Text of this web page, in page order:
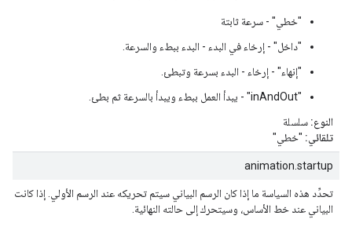
"خطي" - سرعة ثابتة
"داخل" - إرخاء في البدء - البدء ببطء والسرعة.
"إنهاء" - إرخاء - البدء بسرعة وتبطئ.
"inAndOut" - يبدأ العمل ببطء ويبدأ بالسرعة ثم بطئ.
النوع: سلسلة
تلقائي: "خطي"
animation.startup
تحدِّد هذه السياسة ما إذا كان الرسم البياني سيتم تحريكه عند الرسم الأولي. إذا كانت
البياني عند خط الأساس، وسيتحرك إلى حالته النهائية.